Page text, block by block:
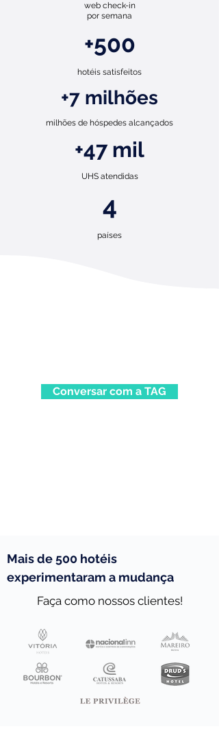
web check-in
por semana
+500
hotéis satisfeitos
+7 milhões
milhões de hóspedes alcançados
+47 mil
UHS atendidas
4
países
Conversar com a TAG
Mais de 500 hotéis
experimentaram a mudança
Faça como nossos clientes!